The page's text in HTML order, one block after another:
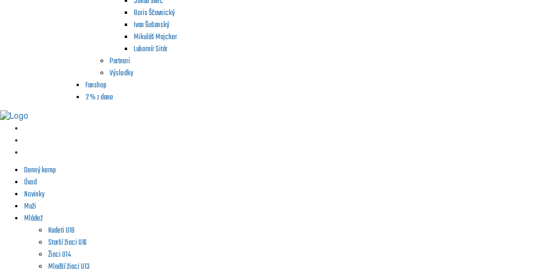
Boris Ščavnický
Ivan Šušanský
Mikuláš Majcher
Lubomír Sitár
Partneri
Výsledky
Fanshop
2 % z dane
Denný kemp
Úvod
Novinky
Muži
Mládež
Kadeti U18
Starší žiaci U16
Žiaci U14
Mladší žiaci U13